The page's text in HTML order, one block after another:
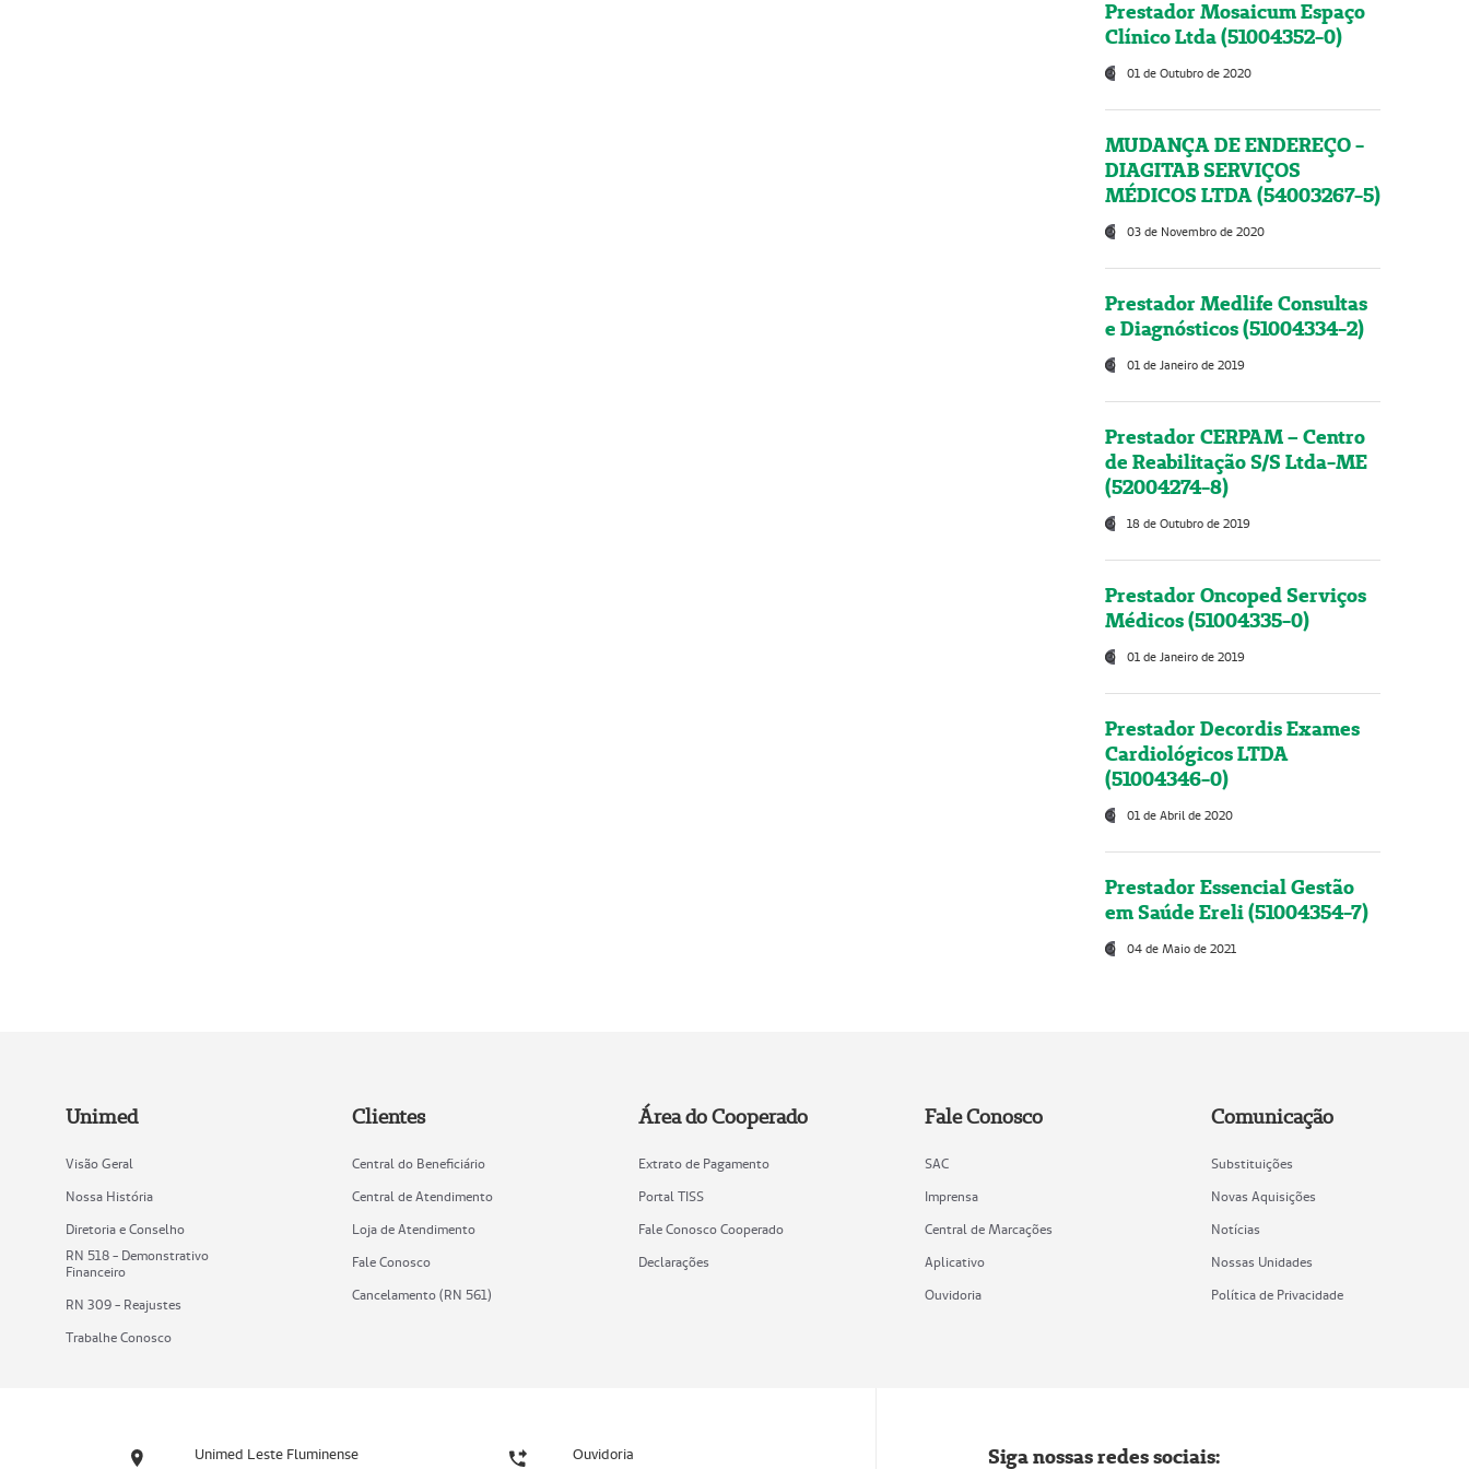
Prestador Mosaicum Espaço
Clínico Ltda (51004352-0)
01 de Outubro de 2020
MUDANÇA DE ENDEREÇO -
DIAGITAB SERVIÇOS
MÉDICOS LTDA (54003267-5)
03 de Novembro de 2020
Prestador Medlife Consultas
e Diagnósticos (51004334-2)
01 de Janeiro de 2019
Prestador CERPAM – Centro
de Reabilitação S/S Ltda-ME
(52004274-8)
18 de Outubro de 2019
Prestador Oncoped Serviços
Médicos (51004335-0)
01 de Janeiro de 2019
Prestador Decordis Exames
Cardiológicos LTDA
(51004346-0)
01 de Abril de 2020
Prestador Essencial Gestão
em Saúde Ereli (51004354-7)
04 de Maio de 2021
Unimed
Visão Geral
Nossa História
Diretoria e Conselho
RN 518 - Demonstrativo
Financeiro
RN 309 - Reajustes
Trabalhe Conosco
Clientes
Central do Beneficiário
Central de Atendimento
Loja de Atendimento
Fale Conosco
Cancelamento (RN 561)
Área do Cooperado
Extrato de Pagamento
Portal TISS
Fale Conosco Cooperado
Declarações
Fale Conosco
SAC
Imprensa
Central de Marcações
Aplicativo
Ouvidoria
Comunicação
Substituições
Novas Aquisições
Notícias
Nossas Unidades
Política de Privacidade
Unimed Leste Fluminense Ouvidoria Siga nossas redes sociais: